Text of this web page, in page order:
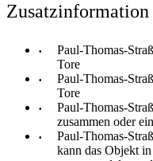
Zusatzinformation
Paul-Thomas-
Tore
Paul-Thomas-
Tore
Paul-Thomas-
zusammen oder
Paul-Thomas-
kann das Objekt